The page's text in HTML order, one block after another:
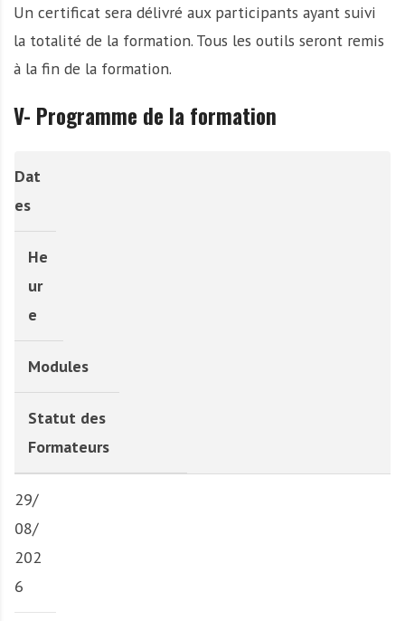
Un certificat sera délivré aux participants ayant suivi
la totalité de la formation. Tous les outils seront remis
à la fin de la formation.
V- Programme de la formation
Dat
es
He
ur
e
Modules
Statut des
Formateurs
29/
08/
202
6